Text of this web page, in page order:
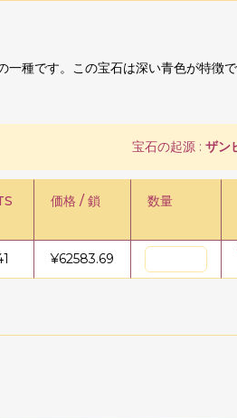
一種です。この宝石は深い青色が特徴
宝石の起源 : ザン
価格 / 鎖 数量
¥62583.69